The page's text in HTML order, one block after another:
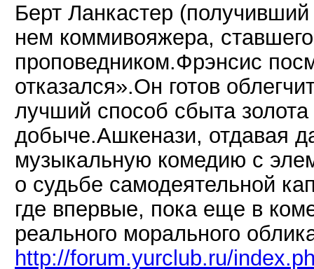
Берт Ланкастер
нем коммивояжера,
проповедником.Фрэнсис
отказался».Он готов
лучший способ сбыта
добыче.Ашкенази, отдавая
музыкальную комедию с
о судьбе самодеятельной
где впервые, пока еще в
реального морального
http://forum.yurclub.ru/